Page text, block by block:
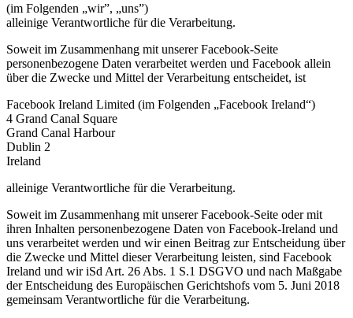
(im Folgenden „wir”, „uns”)
alleinige Verantwortliche für die Verarbeitung.
Soweit im Zusammenhang mit unserer Facebook-Seite
personenbezogene Daten verarbeitet werden und Facebook allein
über die Zwecke und Mittel der Verarbeitung entscheidet, ist
Facebook Ireland Limited (im Folgenden „Facebook Ireland“)
4 Grand Canal Square
Grand Canal Harbour
Dublin 2
Ireland
alleinige Verantwortliche für die Verarbeitung.
Soweit im Zusammenhang mit unserer Facebook-Seite oder mit
ihren Inhalten personenbezogene Daten von Facebook-Ireland und
uns verarbeitet werden und wir einen Beitrag zur Entscheidung über
die Zwecke und Mittel dieser Verarbeitung leisten, sind Facebook
Ireland und wir iSd Art. 26 Abs. 1 S.1 DSGVO und nach Maßgabe
der Entscheidung des Europäischen Gerichtshofs vom 5. Juni 2018
gemeinsam Verantwortliche für die Verarbeitung.